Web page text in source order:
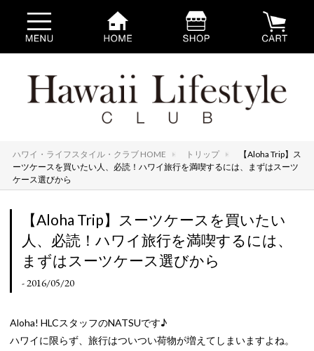
ハワイ・ライフスタイル・クラブ HOME トリップ
【Aloha Trip】ス
ーツケースを買いたい人、必読！ハワイ旅行を満喫するには、まずはスーツ
ケース選びから
【Aloha Trip】スーツケースを買いたい
人、必読！ハワイ旅行を満喫するには、
まずはスーツケース選びから
- 2016/05/20
Aloha! HLCスタッフのNATSUです♪
ハワイに限らず、旅行はついつい荷物が増えてしまいますよね。